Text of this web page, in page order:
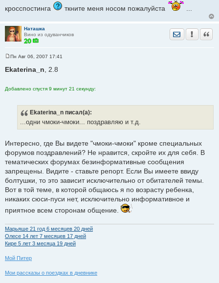
кросспостинга
ткните меня носом пожалуйста
Наташка
Вино из одуванчиков
Отправить
о
о
е
Пн Авг 06, 2007 17:41
Ekaterina_n , 2.8
Добавлено спустя 9 минут 21 секунду:
Ekaterina_n писал(а):
...одни чмоки-чмоки... поздравляю и т.д.
Интересно, где Вы видете "чмоки-чмоки" кроме специальных
форумов поздравлений? Не нравится, скройте их для себя. В
тематических форумах безинформативные сообщения
запрещены. Видите - ставьте репорт. Если Вы имеете ввиду
болтушки, то это зависит исключительно от обитателей темы.
Вот в той теме, в которой общаюсь я по возрасту ребенка,
никаких сюси-пуси нет, исключительно информативное и
приятное всем сторонам общение.
Марьяше 21 год 6 месяцев 20 дней
Олесе 14 лет 7 месяцев 17 дней
Кире 5 лет 3 месяца 19 дней
Мой Питер
Мои рассказы о поездках в дневнике